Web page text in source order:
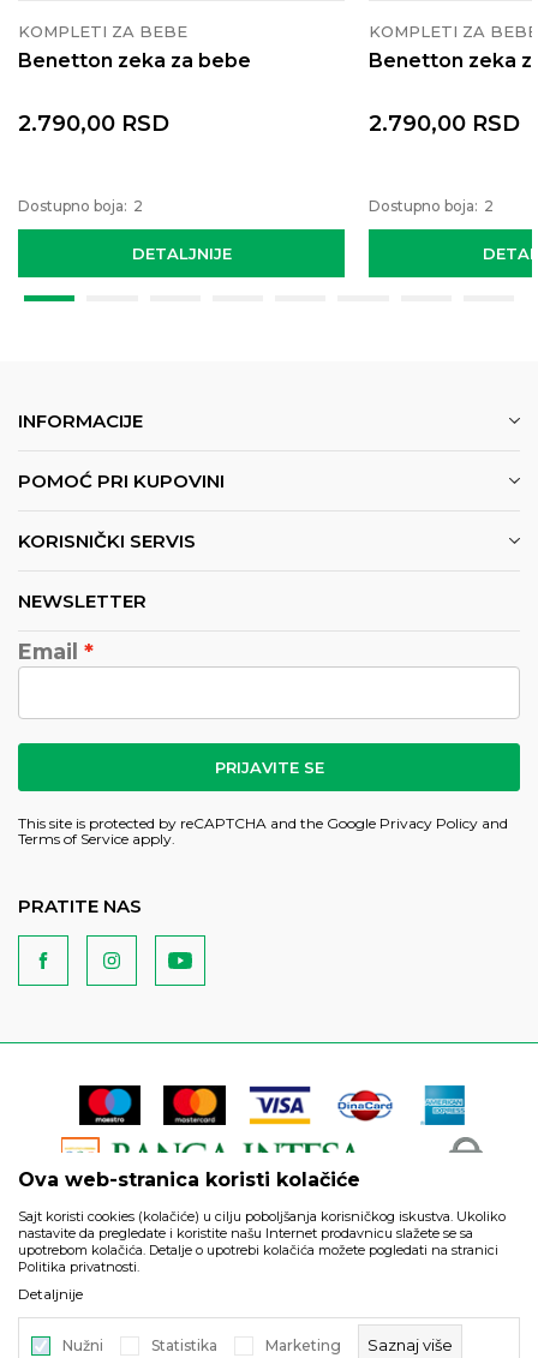
KOMPLETI ZA BEBE
Benetton zeka za bebe
DETALJNIJE
2.790,00 RSD
Dostupno boja: 2
KOMPLETI ZA BEBE
Benetton zeka
2.790,00 RSD
Dostupno boja: 2
INFORMACIJE
POMOĆ PRI KUPOVINI
KORISNIČKI SERVIS
NEWSLETTER
Email
PRIJAVITE SE
This site is protected by reCAPTCHA and the Google Privacy Policy and
Terms of Service apply.
PRATITE NAS
artikli prikazani na sajtu su deo naše ponude i ne podrazumeva
da su dostupni u svakom trenutku.
Ova web-stranica koristi kolačiće
Sajt koristi cookies (kolačiće) u cilju poboljšanja korisničkog iskustva. Ukoliko
nastavite da pregledate i koristite našu Internet prodavnicu slažete se sa
upotrebom kolačića. Detalje o upotrebi kolačića možete pogledati na stranici
Politika privatnosti.
Detaljnije
Nužni Statistika Marketing Saznaj više